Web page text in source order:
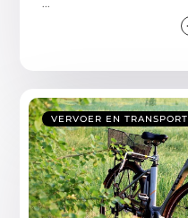
VERVOER EN TRANSPORT